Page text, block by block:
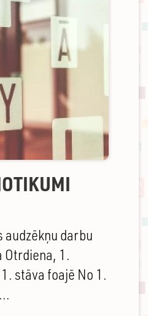
audzēkņu darbu
Otrdiena, 1.
stāva foajē No 1.